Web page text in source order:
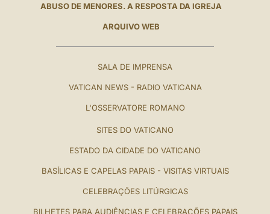
ABUSO DE MENORES. A RESPOSTA DA IGREJA
ARQUIVO WEB
SALA DE IMPRENSA
VATICAN NEWS - RADIO VATICANA
L'OSSERVATORE ROMANO
SITES DO VATICANO
ESTADO DA CIDADE DO VATICANO
BASÍLICAS E CAPELAS PAPAIS - VISITAS VIRTUAIS
CELEBRAÇÕES LITÚRGICAS
BILHETES PARA AUDIÊNCIAS E CELEBRAÇÕES PAPAIS